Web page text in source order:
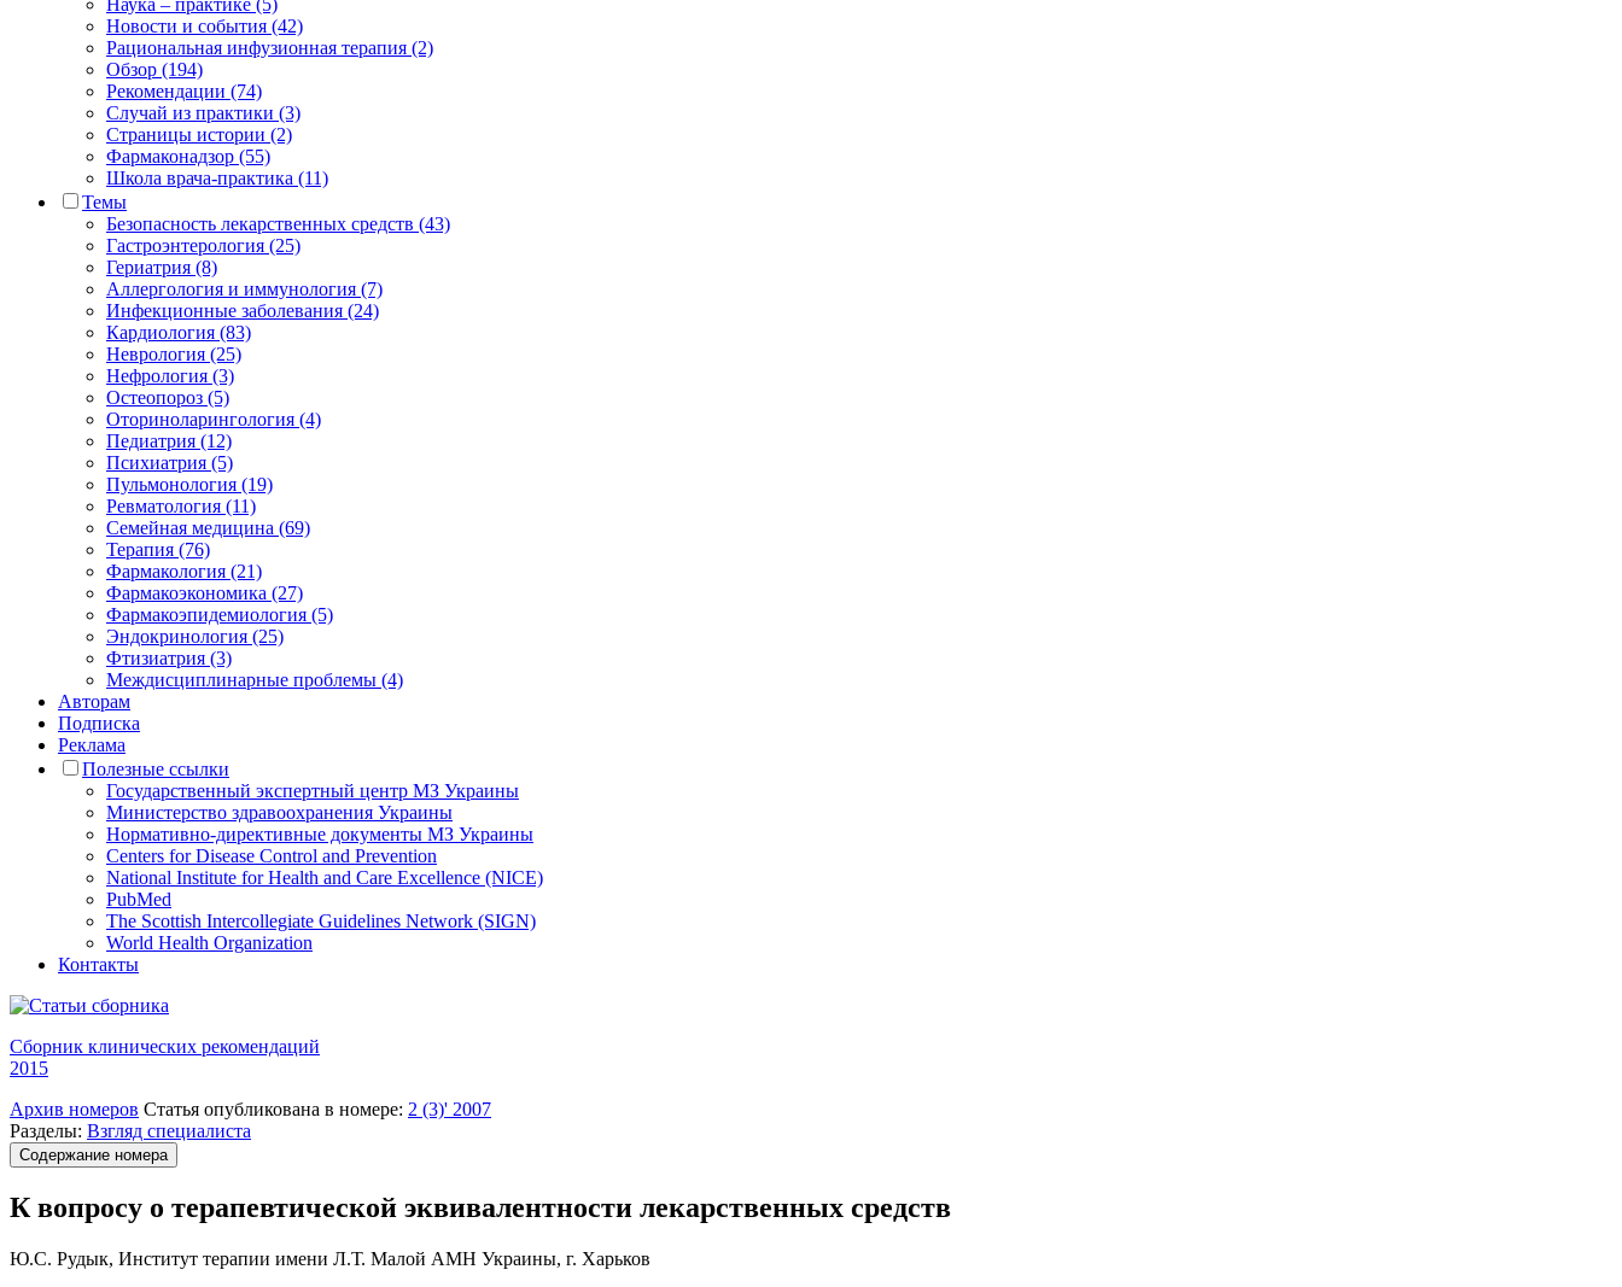
Наука – практике (5)
Новости и события (42)
Рациональная инфузионная терапия (2)
Обзор (194)
Рекомендации (74)
Случай из практики (3)
Страницы истории (2)
Фармаконадзор (55)
Школа врача-практика (11)
Темы
Безопасность лекарственных средств (43)
Гастроэнтерология (25)
Гериатрия (8)
Аллергология и иммунология (7)
Инфекционные заболевания (24)
Кардиология (83)
Неврология (25)
Нефрология (3)
Остеопороз (5)
Оториноларингология (4)
Педиатрия (12)
Психиатрия (5)
Пульмонология (19)
Ревматология (11)
Семейная медицина (69)
Терапия (76)
Фармакология (21)
Фармакоэкономика (27)
Фармакоэпидемиология (5)
Эндокринология (25)
Фтизиатрия (3)
Междисциплинарные проблемы (4)
Авторам
Подписка
Реклама
Полезные ссылки
Государственный экспертный центр МЗ Украины
Министерство здравоохранения Украины
Нормативно-директивные документы МЗ Украины
Centers for Disease Control and Prevention
National Institute for Health and Care Excellence (NICE)
PubMed
The Scottish Intercollegiate Guidelines Network (SIGN)
World Health Organization
Контакты
Сборник клинических рекомендаций
2015
Архив номеров Статья опубликована в номере: 2 (3)' 2007
Разделы: Взгляд специалиста
Содержание номера
К вопросу о терапевтической эквивалентности лекарственных средств
Ю.С. Рудык, Институт терапии имени Л.Т. Малой АМН Украины, г. Харьков